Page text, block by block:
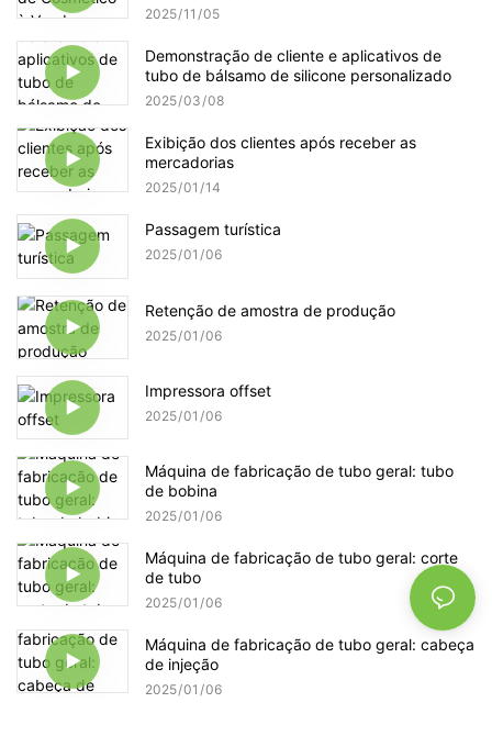
2025 11 05
Demonstração de cliente e aplicativos de
tubo de bálsamo de silicone personalizado
2025 03 08
Exibição dos clientes após receber as
mercadorias
2025 01 14
Passagem turística
2025 01 06
Retenção de amostra de produção
2025 01 06
Impressora offset
2025 01 06
Máquina de fabricação de tubo geral: tubo
de bobina
2025 01 06
Máquina de fabricação de tubo geral: corte
de tubo
2025 01 06
Máquina de fabricação de tubo geral: cabeça
de injeção
2025 01 06